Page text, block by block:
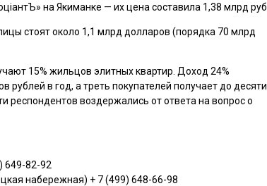
на Якиманке — их цена составила 1,38 млрд руб.
стоят около 1,1 млрд долларов (порядка 70 млрд
15% жильцов элитных квартир. Доход 24%
рублей в год, а треть покупателей получает до десяти
респондентов воздержались от ответа на вопрос о
649-82-92
набережная) + 7 (499) 648-66-98